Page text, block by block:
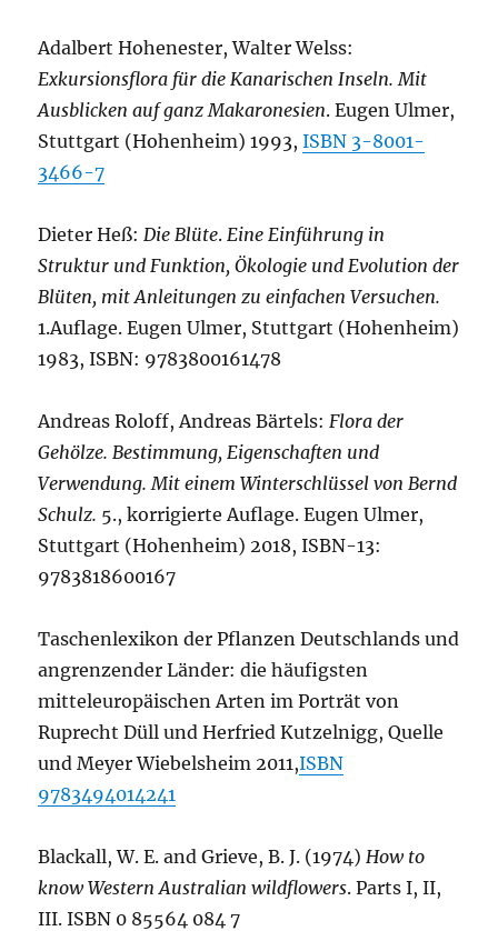
Adalbert Hohenester, Walter Welss:
Exkursionsflora für die Kanarischen Inseln. Mit
Ausblicken auf ganz Makaronesien. Eugen Ulmer,
Stuttgart (Hohenheim) 1993,ISBN 3-8001-
3466-7
Dieter Heß: Die Blüte. Eine Einführung in
Struktur und Funktion, Ökologie und Evolution der
Blüten, mit Anleitungen zu einfachen Versuchen.
1.Auflage. Eugen Ulmer, Stuttgart (Hohenheim)
1983, ISBN: 9783800161478
Andreas Roloff, Andreas Bärtels: Flora der
Gehölze. Bestimmung, Eigenschaften und
Verwendung. Mit einem Winterschlüssel von Bernd
Schulz. 5., korrigierte Auflage. Eugen Ulmer,
Stuttgart (Hohenheim) 2018, ISBN-13:
9783818600167
Taschenlexikon der Pflanzen Deutschlands und
angrenzender Länder: die häufigsten
mitteleuropäischen Arten im Porträt von
Ruprecht Düll und Herfried Kutzelnigg, Quelle
und Meyer Wiebelsheim 2011,ISBN
9783494014241
Blackall, W. E. and Grieve, B. J. (1974) How to
know Western Australian wildflowers. Parts I, II,
III. ISBN 0 85564 084 7